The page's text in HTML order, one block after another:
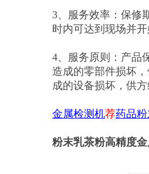
3、服务效率：保修
时内可达到现场并
4、服务原则：产品
造成的零部件损坏
成的设备损坏，供
金属检测机荐药品
粉末乳茶粉高精度